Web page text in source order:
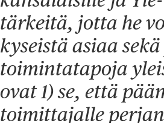
tärkeitä, jotta he
kyseistä asiaa
toimintatapoja
ovat 1) se, että
toimittajalle